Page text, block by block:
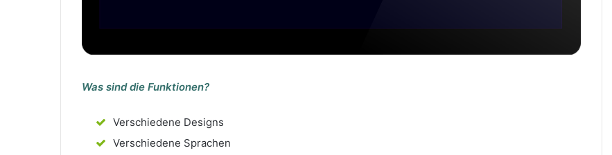
Was sind die Funktionen?
Verschiedene Designs
Verschiedene Sprachen